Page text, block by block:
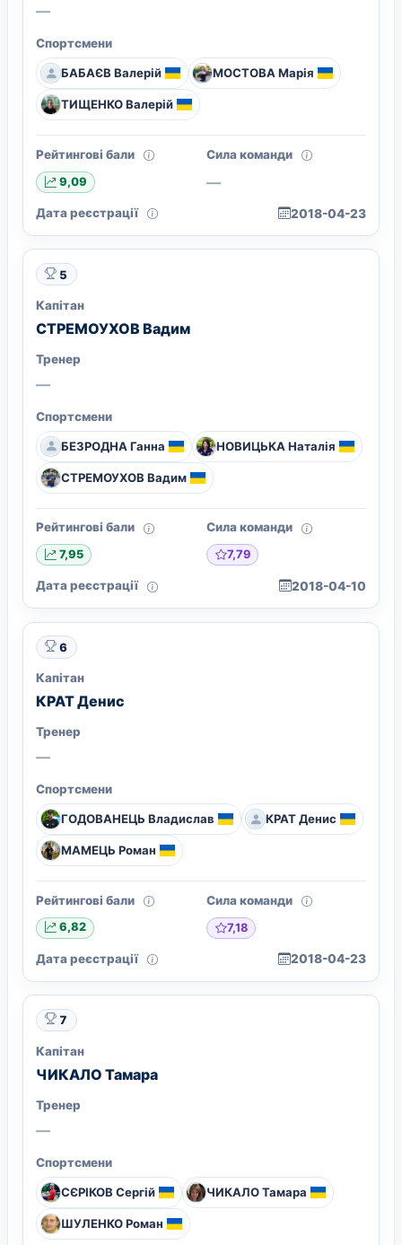
—
Спортсмени
БАБАЄВ Валерій МОСТОВА Марія
ТИЩЕНКО Валерій
Рейтингові бали
9,09
Сила команди
—
Дата реєстрації 2018-04-23
5
Капітан
СТРЕМОУХОВ Вадим
Тренер
—
Спортсмени
БЕЗРОДНА Ганна НОВИЦЬКА Наталія
СТРЕМОУХОВ Вадим
Рейтингові бали
7,95
Сила команди
7,79
Дата реєстрації 2018-04-10
6
Капітан
КРАТ Денис
Тренер
—
Спортсмени
ГОДОВАНЕЦЬ Владислав КРАТ Денис
МАМЕЦЬ Роман
Рейтингові бали
6,82
Сила команди
7,18
Дата реєстрації 2018-04-23
7
Капітан
ЧИКАЛО Тамара
Тренер
—
Спортсмени
СЄРІКОВ Сергій ЧИКАЛО Тамара
ШУЛЕНКО Роман